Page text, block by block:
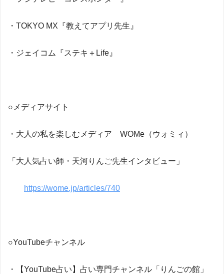
・TOKYO MX『教えてアプリ先生』
・ジェイコム『ステキ＋Life』
○メディアサイト
・大人の私を楽しむメディア WOMe（ウォミィ）
「大人気占い師・天河りんご先生インタビュー」
https://wome.jp/articles/740
○YouTubeチャンネル
・【YouTube占い】占い専門チャンネル「りんごの館」